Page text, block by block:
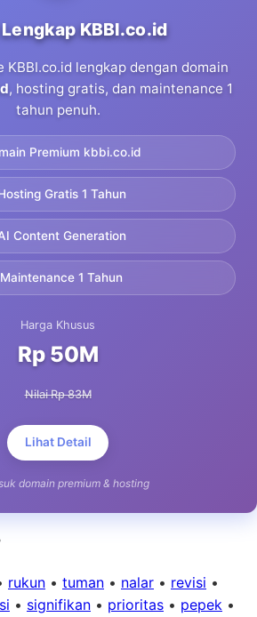
KBBI.co.id
KBBI.co.id lengkap dengan domain
, hosting gratis, dan maintenance 1
tahun penuh.
Premium kbbi.co.id
Gratis 1 Tahun
Content Generation
Maintenance 1 Tahun
Harga Khusus
Rp 50M
Nilai Rp 83M
Lihat Detail
domain premium & hosting
rukun • tuman • nalar • revisi •
• signifikan • prioritas • pepek •